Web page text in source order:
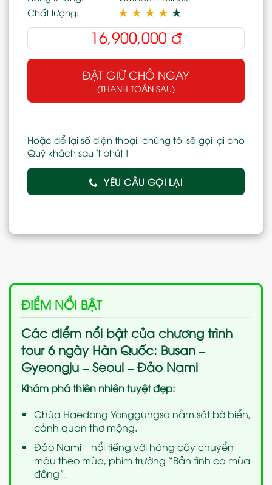
Chất lượng:
★ ★ ★ ★ ★
16,900,000 đ
ĐẶT GIỮ CHỖ NGAY
(THANH TOÁN SAU)
Hoặc để lại số điện thoại, chúng tôi sẽ gọi lại cho
Quý khách sau ít phút !
YÊU CẦU GỌI LẠI
ĐIỂM NỔI BẬT
Các điểm nổi bật của chương trình
tour 6 ngày Hàn Quốc: Busan –
Gyeongju – Seoul – Đảo Nami
Khám phá thiên nhiên tuyệt đẹp:
Chùa Haedong Yonggungsa nằm sát bờ biển,
cảnh quan thơ mộng.
Đảo Nami – nổi tiếng với hàng cây chuyển
màu theo mùa, phim trường “Bản tình ca mùa
đông”.